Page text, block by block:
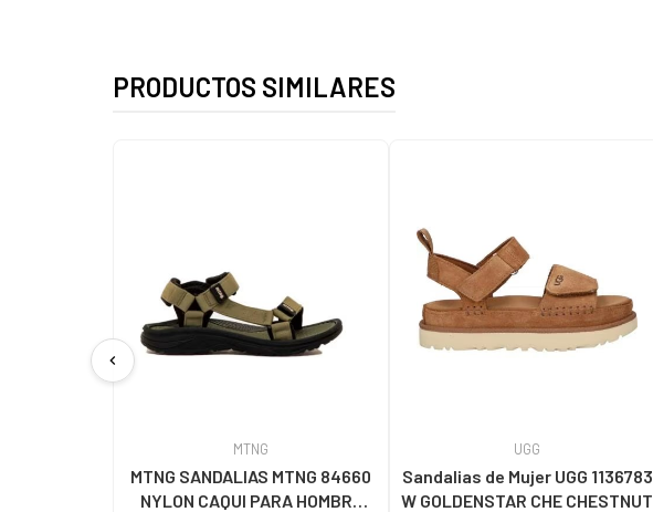
PRODUCTOS SIMILARES
chevron_left
MTNG
MTNG SANDALIAS MTNG 84660
NYLON CAQUI PARA HOMBRE
UGG
Sandalias de Mujer UGG 1136783
W GOLDENSTAR CHE CHESTNUT